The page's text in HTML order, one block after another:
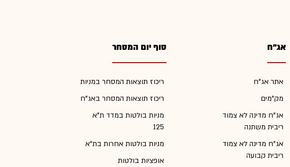
אג"ח
אתר אג"ח
מק"מים
אג"ח מדינה לא צמוד
ריבית משתנה
אג"ח מדינה לא צמוד
ריבית קבועה
סוף יום המסחר
ריכוז תוצאות המסחר במניות
ריכוז תוצאות המסחר באג"ח
מניות בולטות במדד ת"א
125
מניות בולטות אחרות בת"א
אופציות בולטות